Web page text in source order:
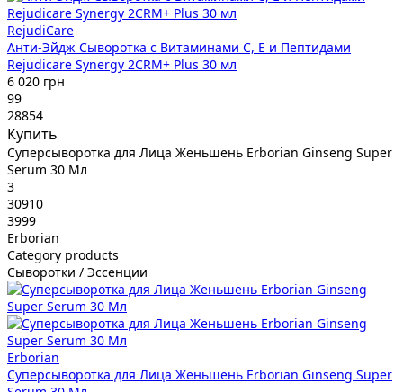
RejudiCare
Анти-Эйдж Сыворотка с Витаминами C, E и Пептидами
Rejudicare Synergy 2CRM+ Plus 30 мл
6 020 грн
99
28854
Купить
Суперсыворотка для Лица Женьшень Erborian Ginseng Super
Serum 30 Мл
3
30910
3999
Erborian
Category products
Сыворотки / Эссенции
Erborian
Суперсыворотка для Лица Женьшень Erborian Ginseng Super